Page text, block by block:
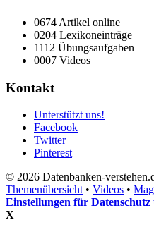
0674 Artikel online
0204 Lexikoneinträge
1112 Übungsaufgaben
0007 Videos
Kontakt
Unterstützt uns!
Facebook
Twitter
Pinterest
© 2026 Datenbanken-
Themenübersicht • Videos •
Einstellungen für Datenschutz
X